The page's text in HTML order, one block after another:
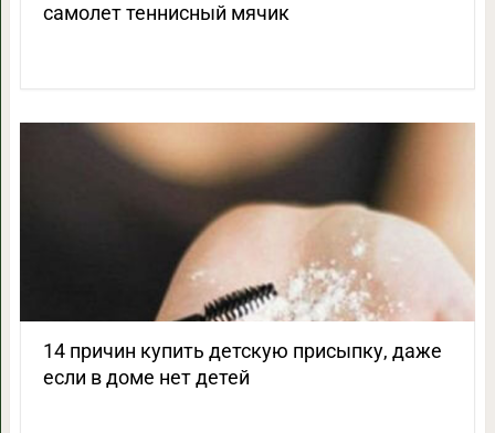
самолет теннисный мячик
14 причин купить детскую присыпку, даже
если в доме нет детей